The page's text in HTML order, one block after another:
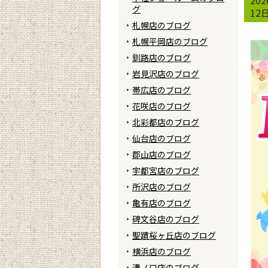
12
グ
札幌店のブログ
札幌平岡店のブログ
釧路店のブログ
岩見沢店のブログ
帯広店のブログ
花咲店のブログ
北彩都店のブログ
仙台店のブログ
郡山店のブログ
宇都宮店のブログ
所沢店のブログ
亀有店のブログ
碑文谷店のブログ
聖蹟桜ヶ丘店のブログ
横浜店のブログ